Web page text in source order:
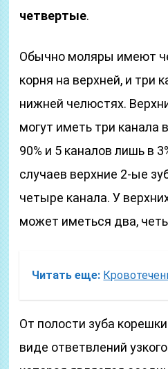
четвертые.
Обычно моляры имеют
корня на верхней, и три
нижней челюстях.
могут иметь три канала
90% и 5 каналов лишь в
случаев верхние 2-ые
четыре канала. У
может иметься два,
Читать еще:
От полости зуба
виде ответвлений